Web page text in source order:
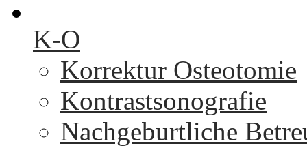
K-O
Korrektur Osteotomie
Kontrastsonografie
Nachgeburtliche